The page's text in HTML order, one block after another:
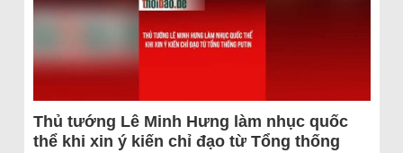
Thủ tướng Lê Minh Hưng làm nhục quốc
thể khi xin ý kiến chỉ đạo từ Tổng thống